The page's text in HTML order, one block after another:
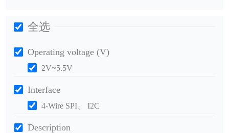
全选
Operating voltage (V)
2V~5.5V
Interface
4-Wire SPI、 I2C
Description